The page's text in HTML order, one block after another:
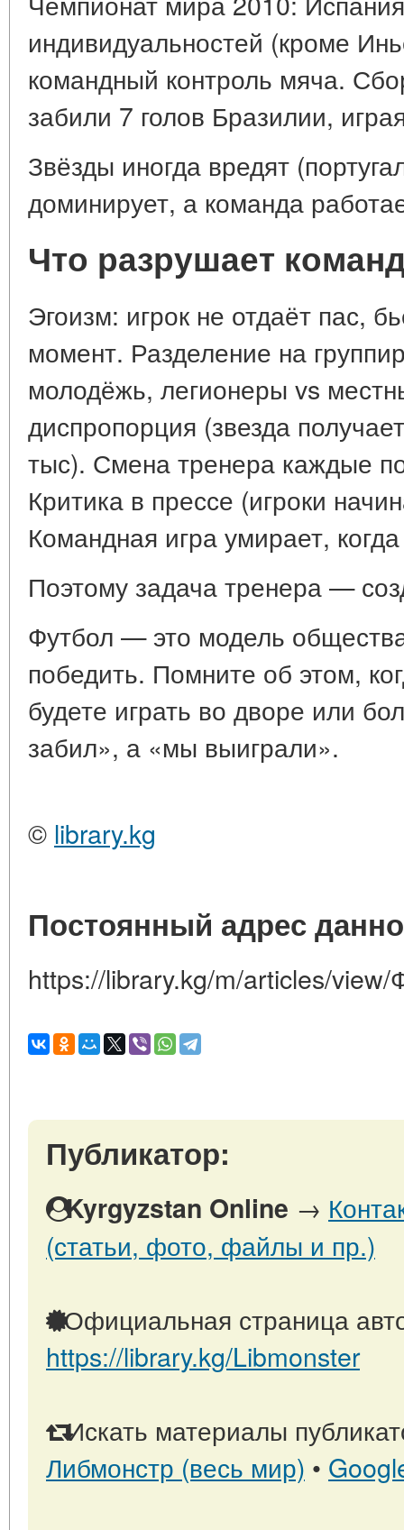
индивидуальностей (кроме
командный контроль мяча.
забили 7 голов Бразилии,
Звёзды иногда вредят
доминирует, а команда
Что разрушает
Эгоизм: игрок не отдаёт пас,
момент. Разделение на
молодёжь, легионеры vs
диспропорция (звезда
тыс). Смена тренера каждые
Критика в прессе (игроки
Командная игра умирает,
Поэтому задача тренера —
Футбол — это модель
победить. Помните об этом,
будете играть во дворе или
забил», а «мы выиграли».
© library.kg
Постоянный адрес
https://library.kg/m/articles/view/
Публикатор:
Kyrgyzstan Online →
(статьи, фото, файлы и пр.)
Официальная страница
https://library.kg/Libmonster
Искать материалы
Либмонстр (весь мир) •